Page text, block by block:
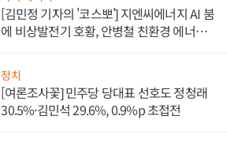
[김민정 기자의 '코스뽀'] 지엔씨에너지 AI 붐
에 비상발전기 호황, 안병철 친환경 에너지
정치
[여론조사꽃] 민주당 당대표 선호도 정청래
30.5%·김민석 29.6%, 0.9%p 초접전